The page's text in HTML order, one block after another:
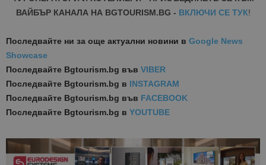
ВАЙБЪР КАНАЛА НА BGTOURISM.BG - ВКЛЮЧИ СЕ ТУК!
Последвайте ни за още актуални новини в Google News
Showcase
Последвайте Bgtourism.bg във VIBER
Последвайте Bgtourism.bg в INSTAGRAM
Последвайте Bgtourism.bg във FACEBOOK
Последвайте Bgtourism.bg в YOUTUBE